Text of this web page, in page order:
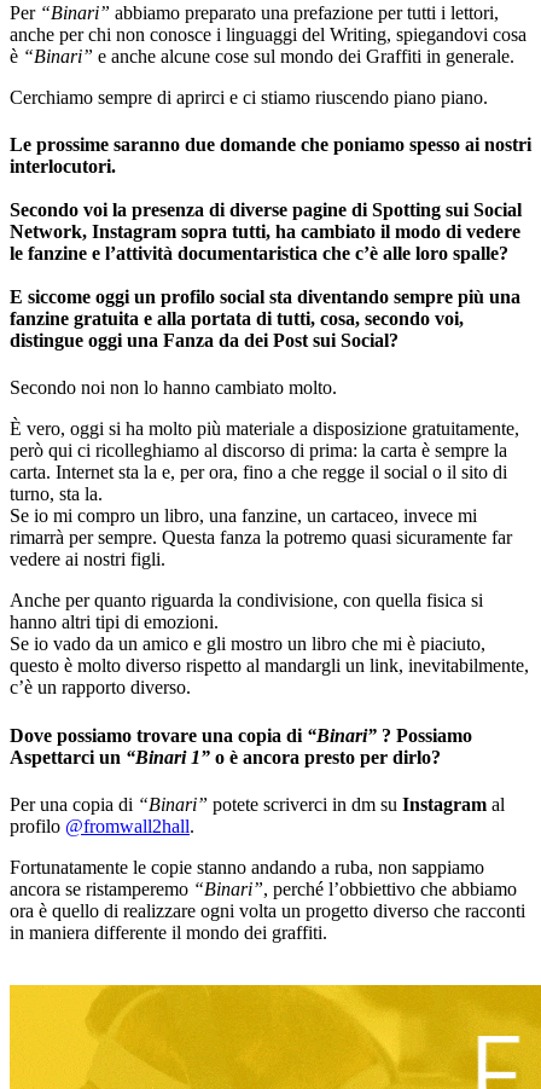
Per “Binari” abbiamo preparato una prefazione per tutti i lettori,
anche per chi non conosce i linguaggi del Writing, spiegandovi cosa
è “Binari” e anche alcune cose sul mondo dei Graffiti in generale.
Cerchiamo sempre di aprirci e ci stiamo riuscendo piano piano.
Le prossime saranno due domande che poniamo spesso ai nostri
interlocutori.
Secondo voi la presenza di diverse pagine di Spotting sui Social
Network, Instagram sopra tutti, ha cambiato il modo di vedere
le fanzine e l’attività documentaristica che c’è alle loro spalle?
E siccome oggi un profilo social sta diventando sempre più una
fanzine gratuita e alla portata di tutti, cosa, secondo voi,
distingue oggi una Fanza da dei Post sui Social?
Secondo noi non lo hanno cambiato molto.
È vero, oggi si ha molto più materiale a disposizione gratuitamente,
però qui ci ricolleghiamo al discorso di prima: la carta è sempre la
carta. Internet sta la e, per ora, fino a che regge il social o il sito di
turno, sta la.
Se io mi compro un libro, una fanzine, un cartaceo, invece mi
rimarrà per sempre. Questa fanza la potremo quasi sicuramente far
vedere ai nostri figli.
Anche per quanto riguarda la condivisione, con quella fisica si
hanno altri tipi di emozioni.
Se io vado da un amico e gli mostro un libro che mi è piaciuto,
questo è molto diverso rispetto al mandargli un link, inevitabilmente,
c’è un rapporto diverso.
Dove possiamo trovare una copia di “Binari” ? Possiamo
Aspettarci un “Binari 1” o è ancora presto per dirlo?
Per una copia di “Binari” potete scriverci in dm su Instagram al
profilo @fromwall2hall.
Fortunatamente le copie stanno andando a ruba, non sappiamo
ancora se ristamperemo “Binari”, perché l’obbiettivo che abbiamo
ora è quello di realizzare ogni volta un progetto diverso che racconti
in maniera differente il mondo dei graffiti.